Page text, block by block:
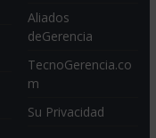
Aliados
deGerencia
TecnoGerencia.co
m
Su Privacidad